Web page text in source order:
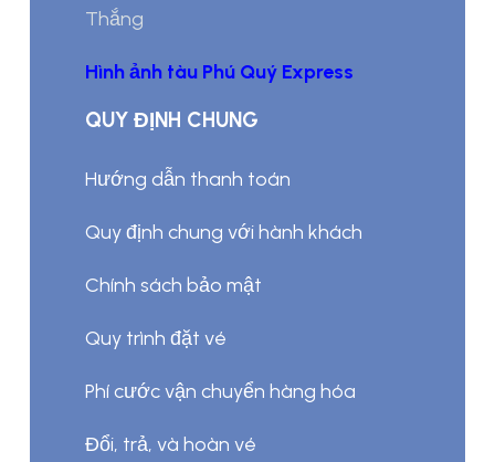
Thắng
Hình ảnh tàu Phú Quý Express
QUY ĐỊNH CHUNG
Hướng dẫn thanh toán
Quy định chung với hành khách
Chính sách bảo mật
Quy trình đặt vé
Phí cước vận chuyển hàng hóa
Đổi, trả, và hoàn vé